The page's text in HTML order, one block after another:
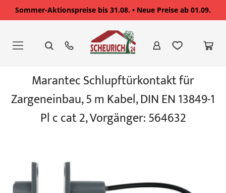
Sommer-Aktionspreise bis 31.08. • Neue Preise ab 01.09.
springen
Bildgalerie
Marantec Schlupftürkontakt für
Zargeneinbau, 5 m Kabel, DIN EN 13849-1
Pl c cat 2, Vorgänger: 564632